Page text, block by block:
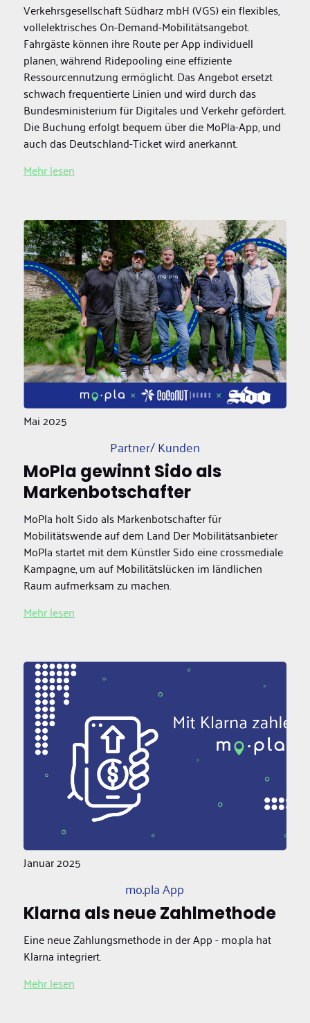
Verkehrsgesellschaft Südharz mbH (VGS) ein flexibles,
vollelektrisches On-Demand-Mobilitätsangebot.
Fahrgäste können ihre Route per App individuell
planen, während Ridepooling eine effiziente
Ressourcennutzung ermöglicht. Das Angebot ersetzt
schwach frequentierte Linien und wird durch das
Bundesministerium für Digitales und Verkehr gefördert.
Die Buchung erfolgt bequem über die MoPla-App, und
auch das Deutschland-Ticket wird anerkannt.
Mehr lesen
Mai 2025
Partner/ Kunden
MoPla gewinnt Sido als
Markenbotschafter
MoPla holt Sido als Markenbotschafter für
Mobilitätswende auf dem Land Der Mobilitätsanbieter
MoPla startet mit dem Künstler Sido eine crossmediale
Kampagne, um auf Mobilitätslücken im ländlichen
Raum aufmerksam zu machen.
Mehr lesen
Januar 2025
mo.pla App
Klarna als neue Zahlmethode
Eine neue Zahlungsmethode in der App - mo.pla hat
Klarna integriert.
Mehr lesen